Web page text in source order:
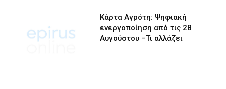
Κάρτα Αγρότη: Ψηφιακή
ενεργοποίηση από τις 28
Αυγούστου –Τι αλλάζει